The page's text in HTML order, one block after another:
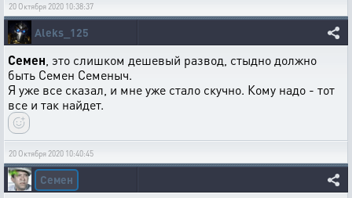
20 Октября 2020 10:38:37
Aleks_125
Семен , это слишком дешевый развод, стыдно должно
быть Семен Семеныч.
Я уже все сказал, и мне уже стало скучно. Кому надо - тот
все и так найдет.
20 Октября 2020 10:40:45
Семен